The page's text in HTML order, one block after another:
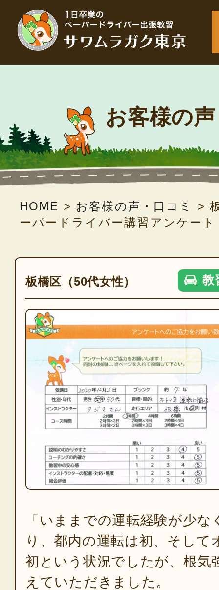
お客様の
HOME > お客様の声・口コミ >
ーパードライバー講習アンケート
板橋区（50代女性） 教
「いままでの運転経験が少
り、都内の運転は初、そして
初という状況でしたが、根気
えていただきました。